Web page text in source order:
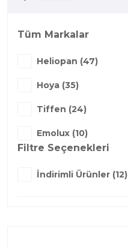
Tüm Markalar
Heliopan (47)
Hoya (35)
Tiffen (24)
Emolux (10)
Digipod (6)
Weifeng (6)
Filtre Seçenekleri
İndirimli Ürünler (12)